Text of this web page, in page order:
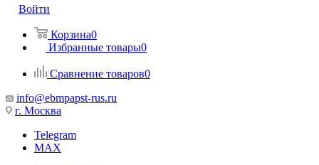
Войти
Корзина0
Избранные товары0
Сравнение товаров0
info@ebmpapst-rus.ru
г. Москва
Telegram
MAX